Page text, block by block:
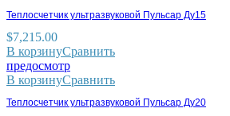
Теплосчетчик ультразвуковой Пульсар Ду15
$7,215.00
В корзинуСравнить
предосмотр
В корзинуСравнить
Теплосчетчик ультразвуковой Пульсар Ду20